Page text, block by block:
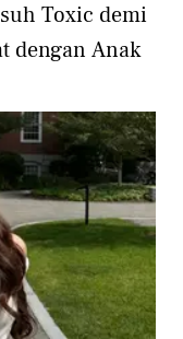
Toxic demi
dengan Anak